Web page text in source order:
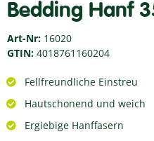
Bedding Hanf
Art-Nr: 16020
GTIN: 4018761160204
Fellfreundliche Einstreu
Hautschonend und weich
Ergiebige Hanffasern